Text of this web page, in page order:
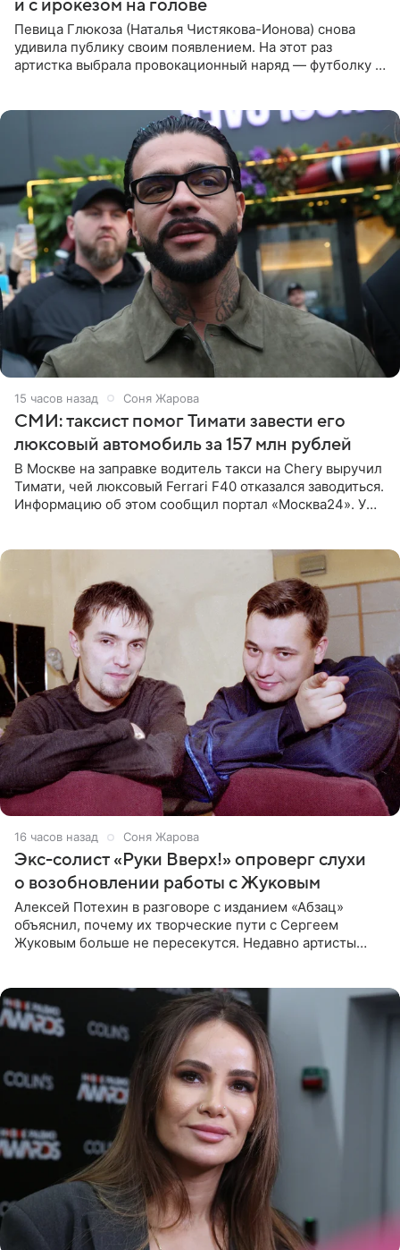
и с ирокезом на голове
Певица Глюкоза (Наталья Чистякова-Ионова) снова
удивила публику своим появлением. На этот раз
артистка выбрала провокационный наряд — футболку с
15 часов назад Соня Жарова
СМИ: таксист помог Тимати завести его
люксовый автомобиль за 157 млн рублей
В Москве на заправке водитель такси на Chery выручил
Тимати, чей люксовый Ferrari F40 отказался заводиться.
Информацию об этом сообщил портал «Москва24». У
16 часов назад Соня Жарова
Экс-солист «Руки Вверх!» опроверг слухи
о возобновлении работы с Жуковым
Алексей Потехин в разговоре с изданием «Абзац»
объяснил, почему их творческие пути с Сергеем
Жуковым больше не пересекутся. Недавно артисты